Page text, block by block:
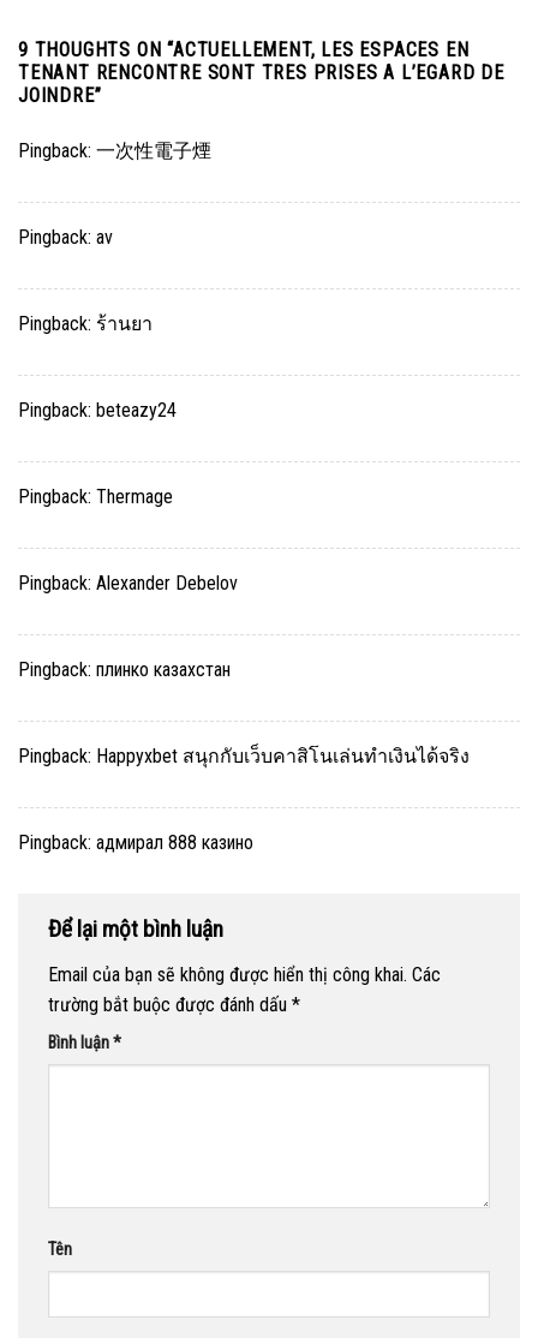
9 THOUGHTS ON “ACTUELLEMENT, LES ESPACES EN
TENANT RENCONTRE SONT TRES PRISES A L’EGARD DE
JOINDRE”
Pingback: 一次性電子煙
Pingback: av
Pingback: ร้านยา
Pingback: beteazy24
Pingback: Thermage
Pingback: Alexander Debelov
Pingback: плинко казахстан
Pingback: Happyxbet สนุกกับเว็บคาสิโนเล่นทำเงินได้จริง
Pingback: адмирал 888 казино
Để lại một bình luận
Email của bạn sẽ không được hiển thị công khai. Các
trường bắt buộc được đánh dấu *
Bình luận*
Tên